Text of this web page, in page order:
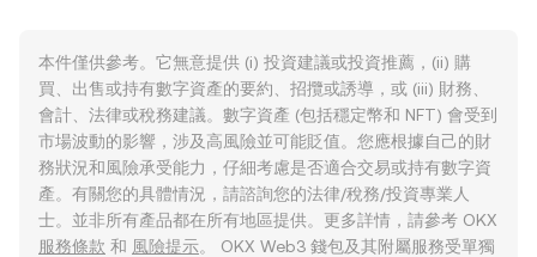
本件僅供參考。它無意提供 (i) 投資建議或投資推薦，(ii) 購
買、出售或持有數字資產的要約、招攬或誘導，或 (iii) 財務、
會計、法律或稅務建議。數字資產 (包括穩定幣和 NFT) 會受到
市場波動的影響，涉及高風險並可能貶值。您應根據自己的財
務狀況和風險承受能力，仔細考慮是否適合交易或持有數字資
產。有關您的具體情況，請諮詢您的法律/稅務/投資專業人
士。並非所有產品都在所有地區提供。更多詳情，請參考 OKX
服務條款 和 風險提示。 OKX Web3 錢包及其附屬服務受單獨